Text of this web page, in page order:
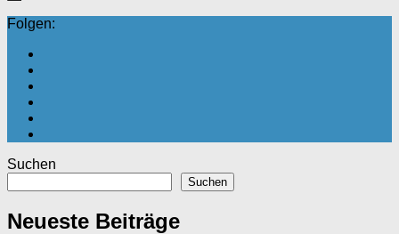
Folgen:
Suchen
Suchen
Neueste Beiträge